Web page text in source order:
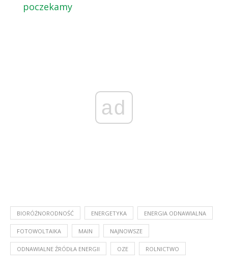
poczekamy
ad
BIORÓŻNORODNOŚĆ ENERGETYKA ENERGIA ODNAWIALNA
FOTOWOLTAIKA MAIN NAJNOWSZE
ODNAWIALNE ŹRÓDŁA ENERGII OZE ROLNICTWO